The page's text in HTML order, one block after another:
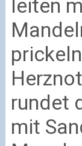
leiten
rundet
mit